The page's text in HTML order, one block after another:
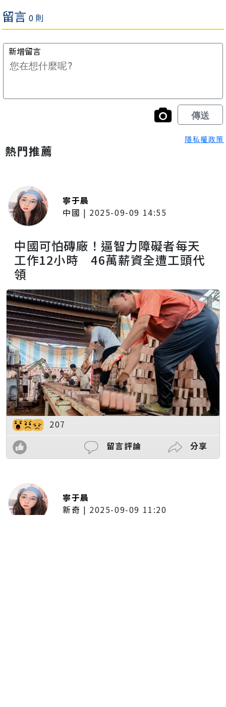
隱私權政策
熱門推薦
寧于晨
中國 | 2025-09-09 14:55
中國可怕磚廠！逼智力障礙者每天
工作12小時 46萬薪資全遭工頭代
領
207
留言評論
分享
寧于晨
新奇 | 2025-09-09 11:20